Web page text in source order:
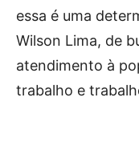
essa é uma
Wilson Lima, de
atendimento à
trabalho e